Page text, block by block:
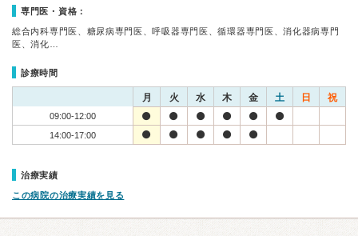
専門医・資格：
総合内科専門医、糖尿病専門医、呼吸器専門医、循環器専門医、消化器病専門
医、消化…
診療時間
月 火 水 木 金 土 日 祝
09:00-12:00
14:00-17:00
治療実績
この病院の治療実績を見る